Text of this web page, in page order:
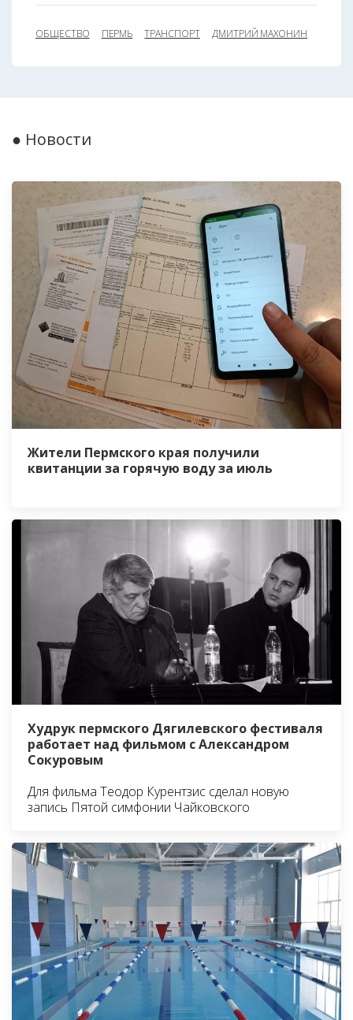
ОБЩЕСТВО ПЕРМЬ ТРАНСПОРТ ДМИТРИЙ МАХОНИН
● Новости
Жители Пермского края получили
квитанции за горячую воду за июль
Худрук пермского Дягилевского фестиваля
работает над фильмом с Александром
Сокуровым
Для фильма Теодор Курентзис сделал новую
запись Пятой симфонии Чайковского